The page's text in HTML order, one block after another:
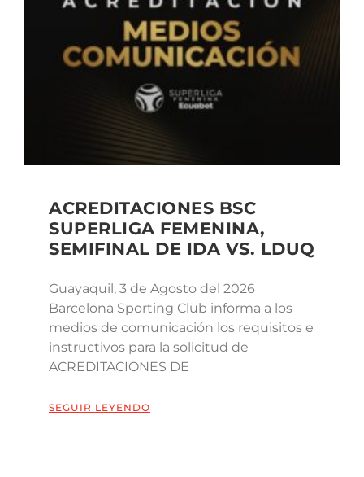
ACREDITACIONES BSC
SUPERLIGA FEMENINA,
SEMIFINAL DE IDA VS. LDUQ
Guayaquil, 3 de Agosto del 2026
Barcelona Sporting Club informa a los
medios de comunicación los requisitos e
instructivos para la solicitud de
ACREDITACIONES DE
SEGUIR LEYENDO